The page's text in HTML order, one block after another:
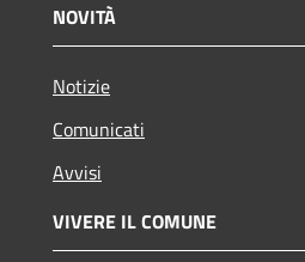
NOVITÀ
Notizie
Comunicati
Avvisi
VIVERE IL COMUNE